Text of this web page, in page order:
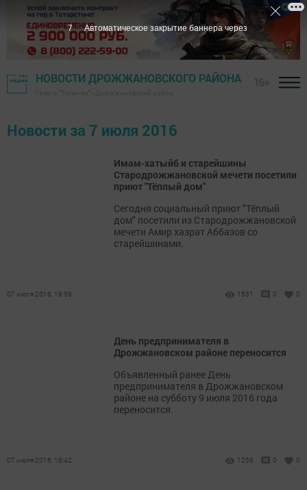
НОВОСТИ ДРОЖЖАНОВСКОГО РАЙОНА
Новости за 7 июля 2016
Имам-хатыйб и старейшины
Стародрожжановской мечети посетили
приют "Тёплый дом"
Сегодня социальный приют "Тёплый
дом" посетили из Стародрожжановской
мечети Амир хазрат Аббазов со
старейшинами.
07 июля 2016, 18:59 1531 0 0
День предпринимателя в
Дрожжановском районе переносится
Объявленный ранее День
предпринимателя в Дрожжановском
районе на субботу 9 июля 2016 года
переносится.
07 июля 2016, 18:42 1258 0 0
7 Автоматическое закрытие баннера через